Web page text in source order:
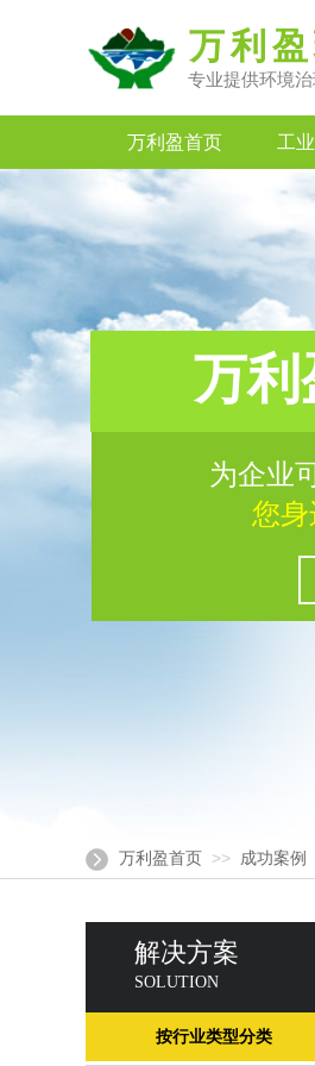
专业提供环境
万利
万利盈首页 工
万利
为企业
您
万利盈首页 >> 成功案例
解决方案
SOLUTION
按行业类型分类